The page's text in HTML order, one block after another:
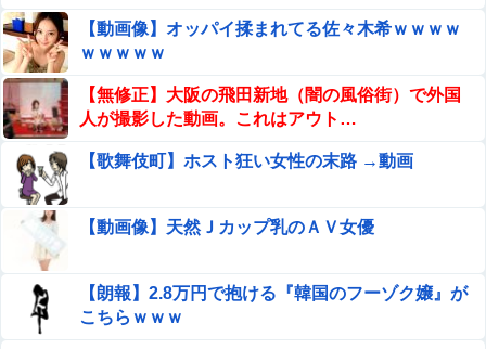
【動画像】オッパイ揉まれてる佐々木希ｗｗｗｗ
ｗｗｗｗｗ
【無修正】大阪の飛田新地（闇の風俗街）で外国
人が撮影した動画。これはアウト…
【歌舞伎町】ホスト狂い女性の末路 →動画
【動画像】天然Ｊカップ乳のＡＶ女優
【朗報】2.8万円で抱ける『韓国のフーゾク嬢』が
こちらｗｗｗ